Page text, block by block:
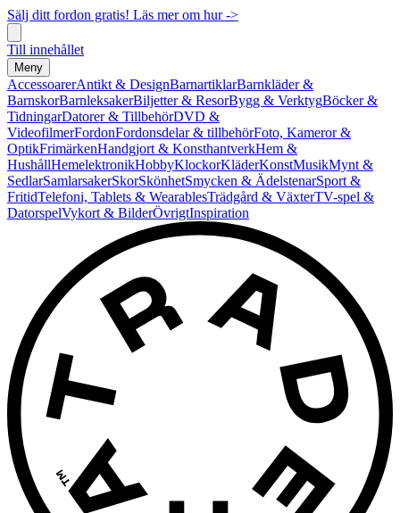
Sälj ditt fordon gratis! Läs mer om hur ->
Till innehållet
Meny
AccessoarerAntikt & DesignBarnartiklarBarnkläder &
BarnskorBarnleksakerBiljetter & ResorBygg & VerktygBöcker &
TidningarDatorer & TillbehörDVD &
VideofilmerFordonFordonsdelar & tillbehörFoto, Kameror &
OptikFrimärkenHandgjort & KonsthantverkHem &
HushållHemelektronikHobbyKlockorKläderKonstMusikMynt &
SedlarSamlarsakerSkorSkönhetSmycken & ÄdelstenarSport &
FritidTelefoni, Tablets & WearablesTrädgård & VäxterTV-spel &
DatorspelVykort & BilderÖvrigtInspiration